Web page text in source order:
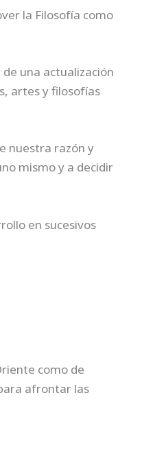
la Filosofía como
una actualización
artes y filosofías
nuestra razón y
mismo y a decidir
en sucesivos
como de
afrontar las